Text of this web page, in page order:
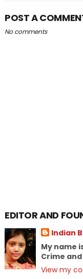
POST A
No comments
EDITOR AND
Indian
My name
Crime
View my